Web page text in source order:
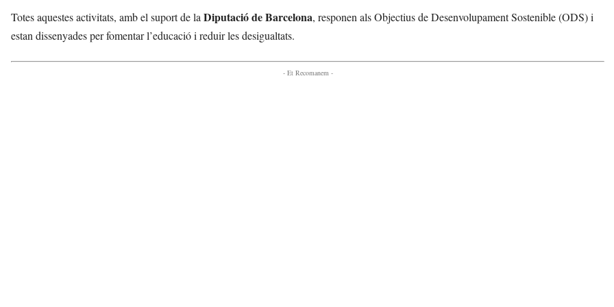
Totes aquestes activitats, amb el suport de laDiputació de Barcelona, responen als Objectius de Desenvolupament Sostenible (ODS) i
estan dissenyades per fomentar l’educació i reduir les desigualtats.
- Et Recomanem -